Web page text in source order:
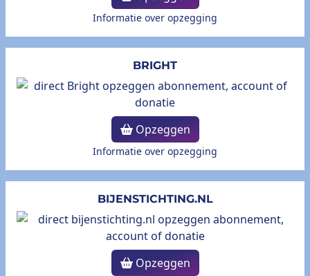
Informatie over opzegging
BRIGHT
Opzeggen
Informatie over opzegging
BIJENSTICHTING.NL
Opzeggen